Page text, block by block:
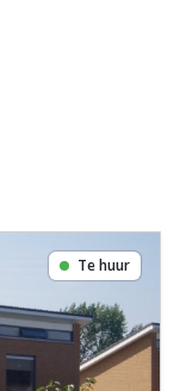
Te huur